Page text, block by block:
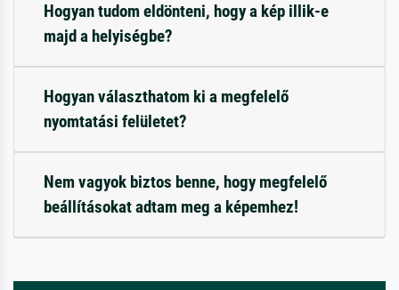
Hogyan tudom eldönteni, hogy a kép illik-e
majd a helyiségbe?
Hogyan választhatom ki a megfelelő
nyomtatási felületet?
Nem vagyok biztos benne, hogy megfelelő
beállításokat adtam meg a képemhez!